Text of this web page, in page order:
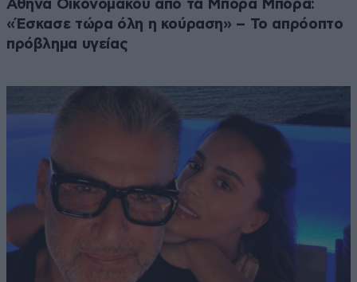
Αθηνά Οικονομάκου από τα Μπόρα Μπόρα:
«Έσκασε τώρα όλη η κούραση» – Το απρόοπτο
πρόβλημα υγείας